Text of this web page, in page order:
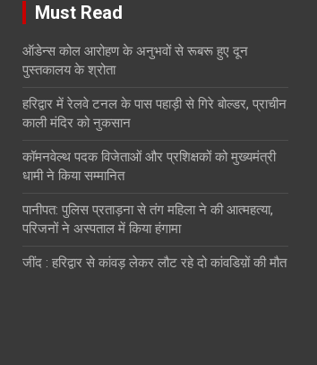
Must Read
ऑडेन्स कोल आरोहण के अनुभवों से रूबरू हुए दून
पुस्तकालय के श्रोता
हरिद्वार में रेलवे टनल के पास पहाड़ी से गिरे बोल्डर, प्राचीन
काली मंदिर को नुकसान
कॉमनवेल्थ पदक विजेताओं और प्रशिक्षकों को मुख्यमंत्री
धामी ने किया सम्मानित
पानीपत: पुलिस प्रताड़ना से तंग महिला ने की आत्महत्या,
परिजनों ने अस्पताल में किया हंगामा
जींद : हरिद्वार से कांवड़ लेकर लौट रहे दो कांवडिय़ों की मौत